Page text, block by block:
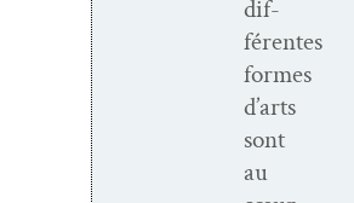
dif­
férentes
formes
d’arts
sont
au